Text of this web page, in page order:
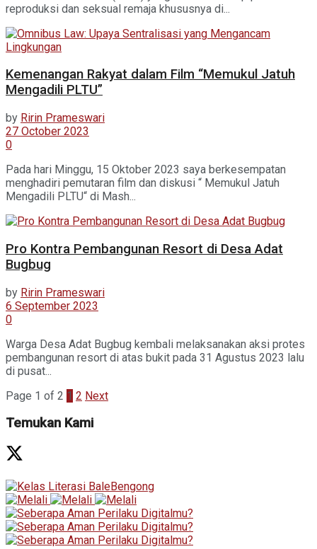
reproduksi dan seksual remaja khususnya di...
Kemenangan Rakyat dalam Film “Memukul Jatuh
Mengadili PLTU”
by Ririn Prameswari
27 October 2023
0
Pada hari Minggu, 15 Oktober 2023 saya berkesempatan
menghadiri pemutaran film dan diskusi “ Memukul Jatuh
Mengadili PLTU“ di Mash...
Pro Kontra Pembangunan Resort di Desa Adat
Bugbug
by Ririn Prameswari
6 September 2023
0
Warga Desa Adat Bugbug kembali melaksanakan aksi protes
pembangunan resort di atas bukit pada 31 Agustus 2023 lalu
di pusat...
Page 1 of 2 1 2 Next
Temukan Kami